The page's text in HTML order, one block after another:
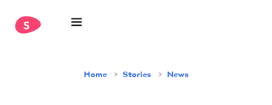
Home Stories News